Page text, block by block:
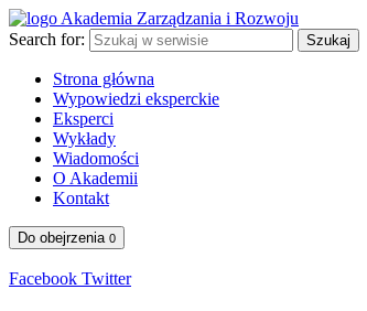
Search for: Szukaj
Strona główna
Wypowiedzi eksperckie
Eksperci
Wykłady
Wiadomości
O Akademii
Kontakt
Do obejrzenia 0
Facebook Twitter